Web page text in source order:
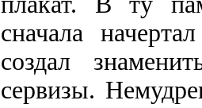
сначала
создал
сервизы.